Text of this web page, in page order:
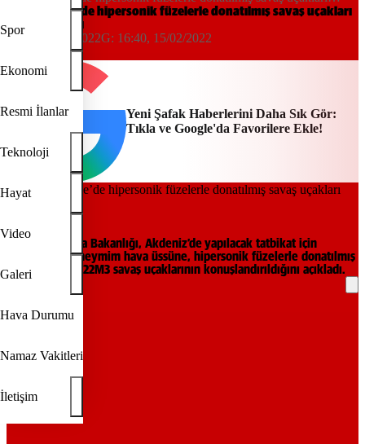
Spor
Ekonomi
Resmi İlanlar
Teknoloji
Hayat
Video
Galeri
Hava Durumu
Namaz Vakitleri
İletişim
konuşlandırdı
Rusya Suriye’de hipersonik füzelerle donatılmış savaş uçakları
konuşlandırdı
16:23, 15/02/2022G: 16:40, 15/02/2022
Yeni Şafak Haberlerini Daha Sık Gör:
Tıkla ve Google'da Favorilere Ekle!
Rusya Savunma Bakanlığı, Akdeniz’de yapılacak tatbikat için
Suriye’deki Hmeymim hava üssüne, hipersonik füzelerle donatılmış
MiG-31K ve Tu-22M3 savaş uçaklarının konuşlandırıldığını açıkladı.
REKLAM